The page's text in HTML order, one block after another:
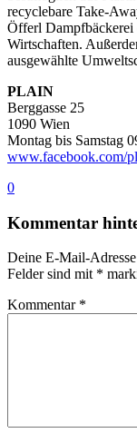
recyclebare Take-
Öfferl Dampfbäckerei
Wirtschaften.
ausgewählte
PLAIN
Berggasse 25
1090 Wien
Montag bis Samstag
www.facebook.com/
0
Kommentar
Deine E-Mail-
Felder sind mit *
Kommentar *